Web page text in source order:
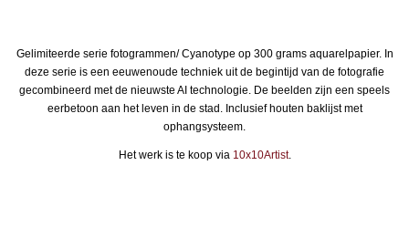
Gelimiteerde serie fotogrammen/ Cyanotype op 300 grams aquarelpapier. In
deze serie is een eeuwenoude techniek uit de begintijd van de fotografie
gecombineerd met de nieuwste AI technologie. De beelden zijn een speels
eerbetoon aan het leven in de stad. Inclusief houten baklijst met
ophangsysteem.
Het werk is te koop via 10x10Artist.